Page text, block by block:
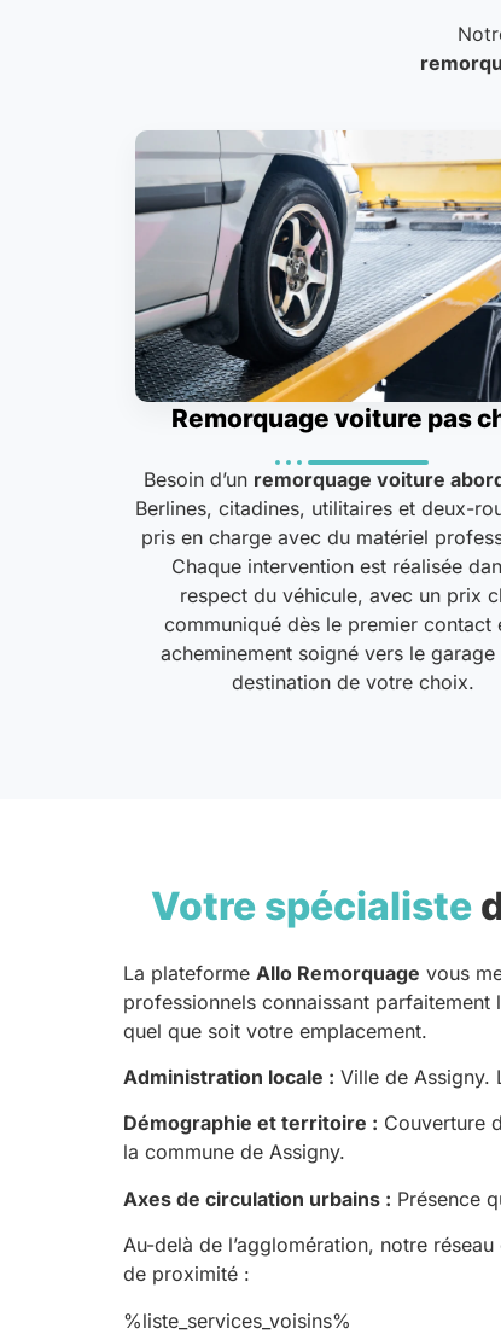
Remorquage voiture pas
Besoin d’un remorquage voiture
Berlines, citadines, utilitaires et deux-
pris en charge avec du matériel
Chaque intervention est réalisée
respect du véhicule, avec un prix
communiqué dès le premier contact
acheminement soigné vers le garage
destination de votre choix.
Votre spécialiste
La plateforme Allo Remorquage vous
professionnels connaissant parfaitement
quel que soit votre emplacement.
Administration locale : Ville de Assigny.
Démographie et territoire : Couverture
la commune de Assigny.
Axes de circulation urbains : Présence
Au-delà de l’agglomération, notre
de proximité :
%liste_services_voisins%